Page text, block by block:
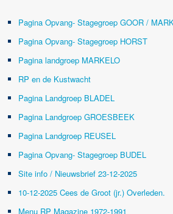
Pagina Opvang- Stagegroep GOOR /
Pagina Opvang- Stagegroep HORST
Pagina landgroep MARKELO
RP en de Kustwacht
Pagina Landgroep BLADEL
Pagina Landgroep GROESBEEK
Pagina Landgroep REUSEL
Pagina Opvang- Stagegroep BUDEL
Site info / Nieuwsbrief 23-12-2025
10-12-2025 Cees de Groot (jr.) Overleden.
Menu RP Magazine 1972-1991